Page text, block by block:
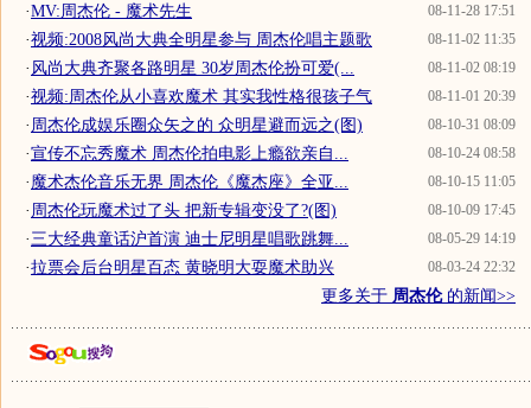
08-11-28 17:51
·MV:周杰伦 - 魔术先生
08-11-02 11:35
·视频:2008风尚大典全明星参与 周杰伦唱主题歌
08-11-02 08:19
· 风尚大典齐聚各路明星 30岁周杰伦扮可爱(...
08-11-01 20:39
·视频:周杰伦从小喜欢魔术 其实我性格很孩子气
08-10-31 08:09
· 周杰伦成娱乐圈众矢之的 众明星避而远之(图)
08-10-24 08:58
·宣传不忘秀魔术 周杰伦拍电影上瘾欲亲自...
08-10-15 11:05
·魔术杰伦音乐无界 周杰伦《魔杰座》全亚...
08-10-09 17:45
· 周杰伦玩魔术过了头 把新专辑变没了?(图)
08-05-29 14:19
·三大经典童话沪首演 迪士尼明星唱歌跳舞...
08-03-24 22:32
·拉票会后台明星百态 黄晓明大耍魔术助兴
更多关于 周杰伦的新闻>>